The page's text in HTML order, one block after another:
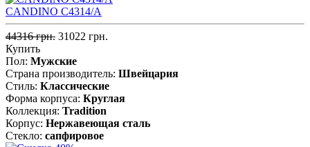
CANDINO C4314/A
44316 грн. 31022 грн.
Купить
Пол: Мужские
Страна производитель: Швейцария
Стиль: Классические
Форма корпуса: Круглая
Коллекция: Tradition
Корпус: Нержавеющая cталь
Стекло: сапфировое